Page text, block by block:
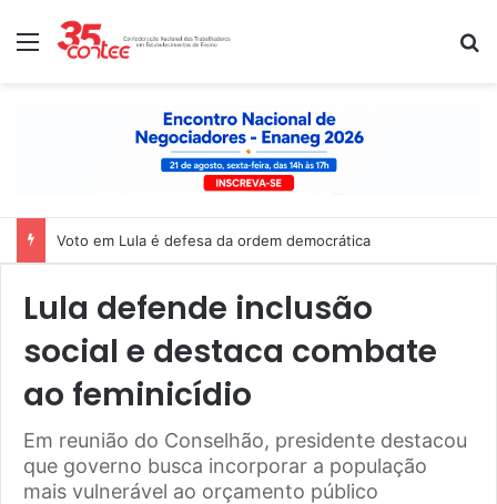
Menu
Voto em Lula é defesa da ordem democrática
Lula defende inclusão
social e destaca combate
ao feminicídio
Em reunião do Conselhão, presidente destacou
que governo busca incorporar a população
mais vulnerável ao orçamento público